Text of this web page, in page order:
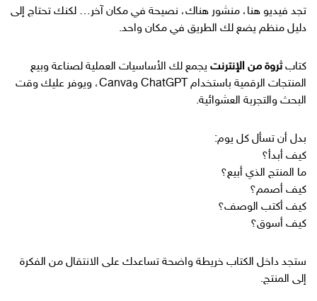
تجد فيديو هنا، منشور هناك، نصيحة في مكان آخر… لكنك تحتاج إلى
دليل منظم يضع لك الطريق في مكان واحد.
كتابثروة من الإنترنت يجمع لك الأساسيات العملية لصناعة وبيع
المنتجات الرقمية باستخدام ChatGPT وCanva، ويوفر عليك وقت
البحث والتجربة العشوائية.
بدل أن تسأل كل يوم:
كيف أبدأ؟
ما المنتج الذي أبيع؟
كيف أصمم؟
كيف أكتب الوصف؟
كيف أسوق؟
ستجد داخل الكتاب خريطة واضحة تساعدك على الانتقال من الفكرة
إلى المنتج.